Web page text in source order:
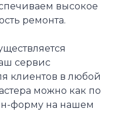
высокое
ремонта.
сервис
клиентов в любой
можно как по
форму на нашем